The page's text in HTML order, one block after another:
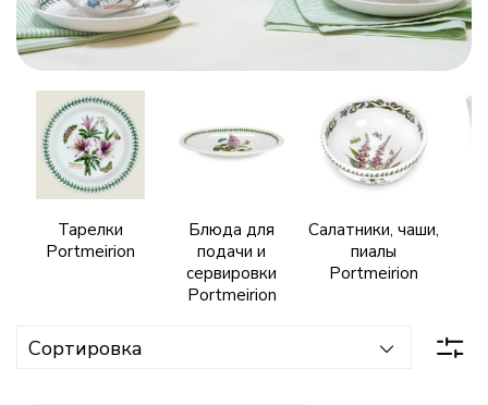
Тарелки
Portmeirion
Блюда для
подачи и
сервировки
Portmeirion
Салатники, чаши,
пиалы
Portmeirion